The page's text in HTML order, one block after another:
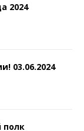
2024
03.06.2024
полк